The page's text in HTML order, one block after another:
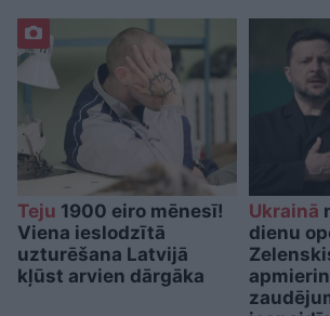
Teju 1900 eiro mēnesī!
Viena ieslodzītā
uzturēšana Latvijā
kļūst arvien dārgāka
Ukrainā
dienu